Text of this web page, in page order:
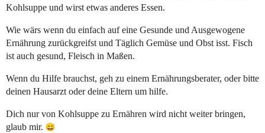
Kohlsuppe und wirst etwas anderes Essen.
Wie wärs wenn du einfach auf eine Gesunde und Ausgewogene
Ernährung zurückgreifst und Täglich Gemüse und Obst isst. Fisch
ist auch gesund, Fleisch in Maßen.
Wenn du Hilfe brauchst, geh zu einem Ernährungsberater, oder bitte
deinen Hausarzt oder deine Eltern um hilfe.
Dich nur von Kohlsuppe zu Ernähren wird nicht weiter bringen,
glaub mir.